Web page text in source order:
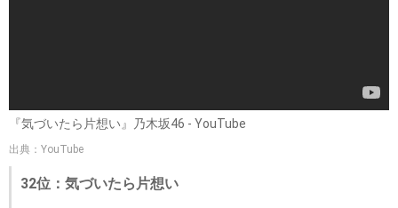
『気づいたら片想い』乃木坂46 - YouTube
出典：YouTube
32位：気づいたら片想い